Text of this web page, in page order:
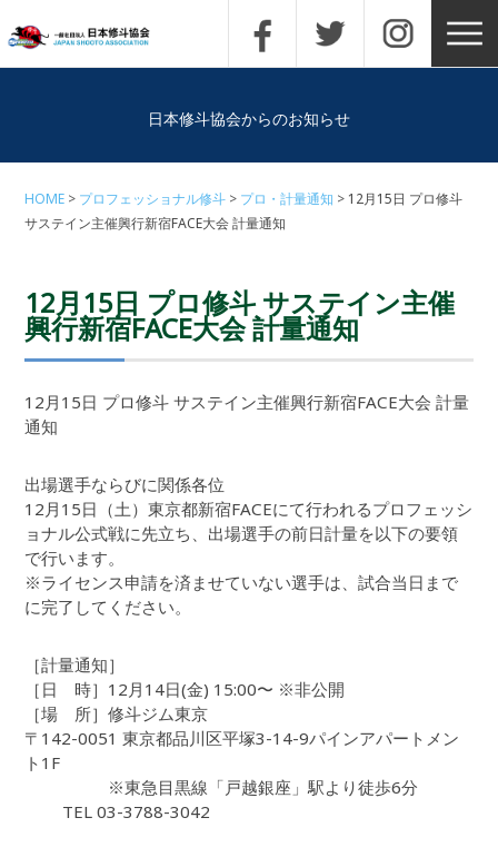
日本修斗協会からのお知らせ
HOME プロフェッショナル修斗 プロ・計量通知
12月15日 プロ修斗
サステイン主催興行新宿FACE大会 計量通知
12月15日 プロ修斗 サステイン主催
興行新宿FACE大会 計量通知
12月15日 プロ修斗 サステイン主催興行新宿FACE大会 計量
通知
出場選手ならびに関係各位
12月15日（土）東京都新宿FACEにて行われるプロフェッシ
ョナル公式戦に先立ち、出場選手の前日計量を以下の要領
で行います。
※ライセンス申請を済ませていない選手は、試合当日まで
に完了してください。
［計量通知］
［日 時］12月14日(金) 15:00〜 ※非公開
［場 所］修斗ジム東京
〒142-0051 東京都品川区平塚3-14-9パインアパートメン
ト1F
※東急目黒線「戸越銀座」駅より徒歩6分
TEL 03-3788-3042